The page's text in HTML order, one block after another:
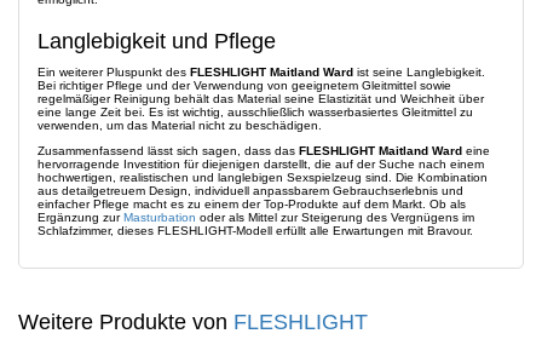
Langlebigkeit und Pflege
Ein weiterer Pluspunkt des FLESHLIGHT Maitland Ward ist seine Langlebigkeit.
Bei richtiger Pflege und der Verwendung von geeignetem Gleitmittel sowie
regelmäßiger Reinigung behält das Material seine Elastizität und Weichheit über
eine lange Zeit bei. Es ist wichtig, ausschließlich wasserbasiertes Gleitmittel zu
verwenden, um das Material nicht zu beschädigen.
Zusammenfassend lässt sich sagen, dass das FLESHLIGHT Maitland Ward eine
hervorragende Investition für diejenigen darstellt, die auf der Suche nach einem
hochwertigen, realistischen und langlebigen Sexspielzeug sind. Die Kombination
aus detailgetreuem Design, individuell anpassbarem Gebrauchserlebnis und
einfacher Pflege macht es zu einem der Top-Produkte auf dem Markt. Ob als
Ergänzung zurMasturbation oder als Mittel zur Steigerung des Vergnügens im
Schlafzimmer, dieses FLESHLIGHT-Modell erfüllt alle Erwartungen mit Bravour.
Weitere Produkte von FLESHLIGHT